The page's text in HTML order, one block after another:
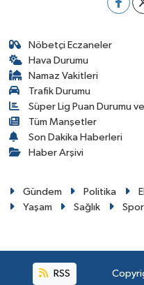
Nöbetçi Eczaneler
Hava Durumu
Namaz Vakitleri
Trafik Durumu
Süper Lig Puan Durumu
Tüm Manşetler
Son Dakika Haberleri
Haber Arşivi
Gündem Politika
Yaşam
Sağlık Spor
RSS